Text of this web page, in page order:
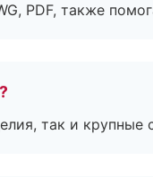
PDF, также
так и